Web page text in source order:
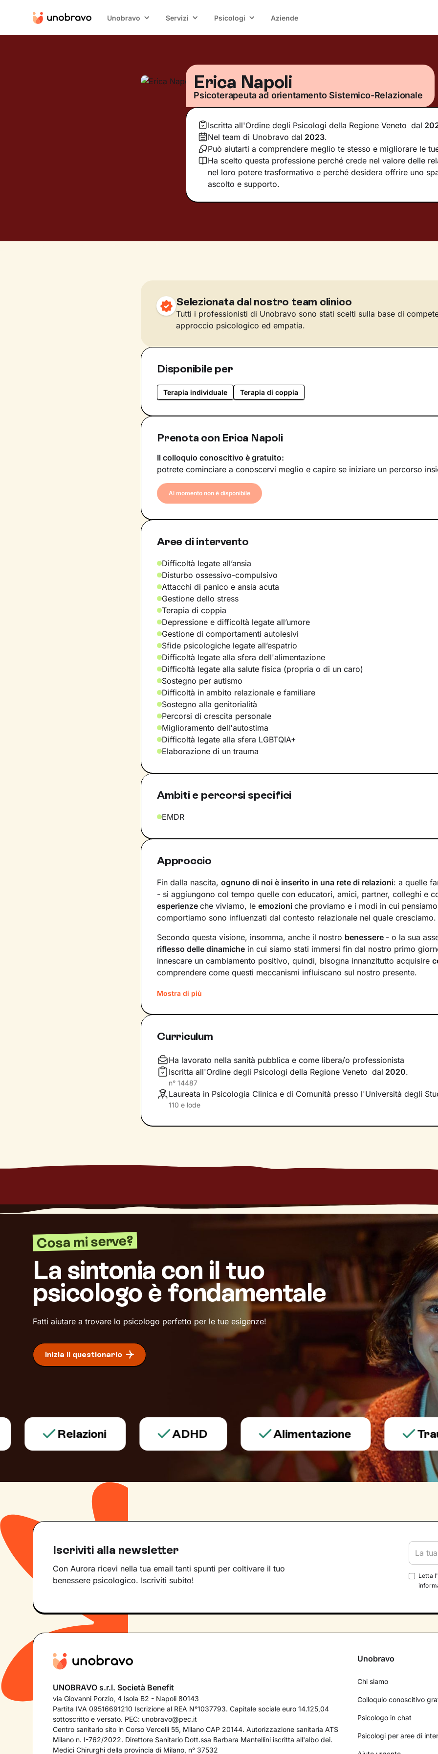
Unobravo Servizi Psicologi Aziende
Erica Napoli
Psicoterapeuta ad orientamento Sistemico-Relazionale
Iscritta all'Ordine degli Psicologi della Regione Veneto dal
Nel team di Unobravo dal 2023.
Può aiutarti a comprendere meglio te stesso e migliorare le
Ha scelto questa professione perché crede nel valore delle
nel loro potere trasformativo e perché desidera offrire uno
ascolto e supporto.
Selezionata dal nostro team clinico
Tutti i professionisti di Unobravo sono stati scelti sulla base di
approccio psicologico ed empatia.
Disponibile per
Terapia individuale Terapia di coppia
Prenota con Erica Napoli
Il colloquio conoscitivo è gratuito:
potrete cominciare a conoscervi meglio e capire se iniziare un percorso
Al momento non è disponibile
Aree di intervento
Difficoltà legate all’ansia
Disturbo ossessivo-compulsivo
Attacchi di panico e ansia acuta
Gestione dello stress
Terapia di coppia
Depressione e difficoltà legate all’umore
Gestione di comportamenti autolesivi
Sfide psicologiche legate all’espatrio
Difficoltà legate alla sfera dell'alimentazione
Difficoltà legate alla salute fisica (propria o di un caro)
Sostegno per autismo
Difficoltà in ambito relazionale e familiare
Sostegno alla genitorialità
Percorsi di crescita personale
Miglioramento dell'autostima
Difficoltà legate alla sfera LGBTQIA+
Elaborazione di un trauma
Ambiti e percorsi specifici
EMDR
Approccio
Fin dalla nascita, ognuno di noi è inserito in una rete di relazioni: a quelle
- si aggiungono col tempo quelle con educatori, amici, partner, colleghi e
esperienze che viviamo, le emozioni che proviamo e i modi in cui
comportiamo sono influenzati dal contesto relazionale nel quale cresciamo.
Secondo questa visione, insomma, anche il nostro benessere - o la sua
riflesso delle dinamiche in cui siamo stati immersi fin dal nostro primo
innescare un cambiamento positivo, quindi, bisogna innanzitutto acquisire
comprendere come questi meccanismi influiscano sul nostro presente.
I nostri incontri saranno un luogo sicuro in cui potrai
significati agli eventi della tua vita, passati e attuali, e di riscoprire
generale, sull’acquisizione di modalità di pensiero e comportamento utili a
livello di benessere sempre maggiore.
Mostra di più
Curriculum
Ha lavorato nella sanità pubblica e come libera/o professionista
Iscritta all'Ordine degli Psicologi della Regione Veneto dal 2020.
n° 14487
Laureata in Psicologia Clinica e di Comunità presso l'Università degli
110 e lode
Cosa mi serve?
La sintonia con il tuo
psicologo è fondamentale
Fatti aiutare a trovare lo psicologo perfetto per le tue esigenze!
Inizia il questionario
Relazioni ADHD Alimentazione Trauma
Iscriviti alla newsletter
Con Aurora ricevi nella tua email tanti spunti per coltivare il tuo
benessere psicologico. Iscriviti subito!
Letta l'
UNOBRAVO s.r.l. Società Benefit
via Giovanni Porzio, 4 Isola B2 - Napoli 80143
Partita IVA 09516691210 Iscrizione al REA N°1037793. Capitale sociale euro 14.125,04
sottoscritto e versato. PEC: unobravo@pec.it
Centro sanitario sito in Corso Vercelli 55, Milano CAP 20144. Autorizzazione sanitaria ATS
Milano n. I-762/2022. Direttore Sanitario Dott.ssa Barbara Mantellini iscritta all'albo dei.
Medici Chirurghi della provincia di Milano, n° 37532
Unobravo
Chi siamo
Colloquio conoscitivo
Psicologo in chat
Psicologi per aree di